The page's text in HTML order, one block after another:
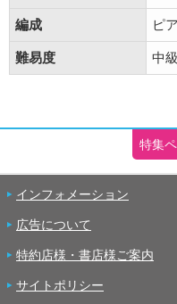
編成 ピ
難易度 中級
特集
インフォメーション
広告について
特約店様・書店様ご案内
サイトポリシー